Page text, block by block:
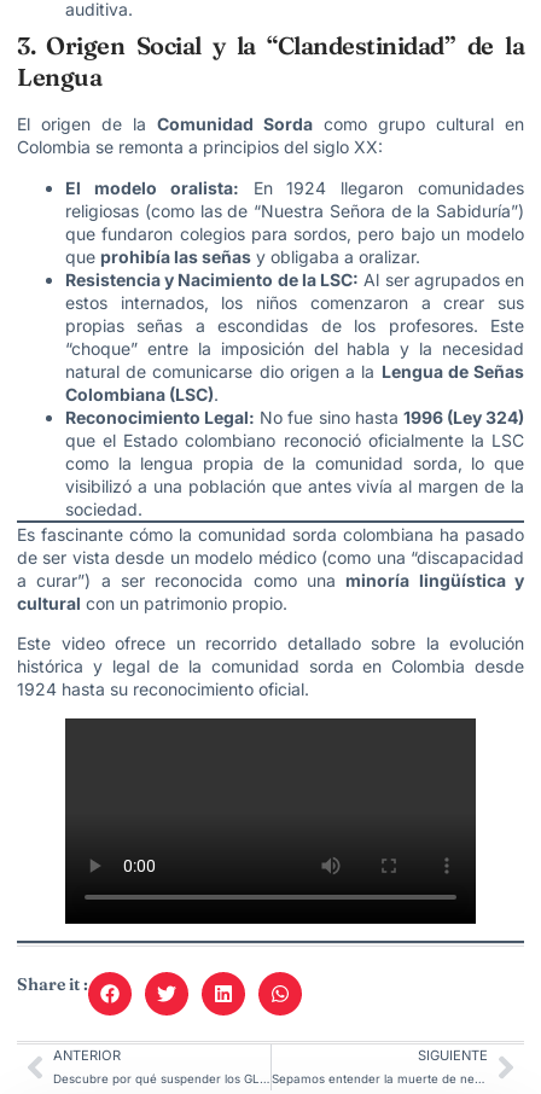
auditiva.
3. Origen Social y la “Clandestinidad” de la
Lengua
El origen de la Comunidad Sorda como grupo cultural en
Colombia se remonta a principios del siglo XX:
El modelo oralista: En 1924 llegaron comunidades
religiosas (como las de “Nuestra Señora de la Sabiduría”)
que fundaron colegios para sordos, pero bajo un modelo
que prohibía las señas y obligaba a oralizar.
Resistencia y Nacimiento de la LSC: Al ser agrupados en
estos internados, los niños comenzaron a crear sus
propias señas a escondidas de los profesores. Este
“choque” entre la imposición del habla y la necesidad
natural de comunicarse dio origen a la Lengua de Señas
Colombiana (LSC).
Reconocimiento Legal: No fue sino hasta 1996 (Ley 324)
que el Estado colombiano reconoció oficialmente la LSC
como la lengua propia de la comunidad sorda, lo que
visibilizó a una población que antes vivía al margen de la
sociedad.
Es fascinante cómo la comunidad sorda colombiana ha pasado
de ser vista desde un modelo médico (como una “discapacidad
a curar”) a ser reconocida como una minoría lingüística y
cultural con un patrimonio propio.
Este video ofrece un recorrido detallado sobre la evolución
histórica y legal de la comunidad sorda en Colombia desde
1924 hasta su reconocimiento oficial.
Share it :
ANTERIOR SIGUIENTE
Sepamos entender la muerte de neuronas tras lesión medular.